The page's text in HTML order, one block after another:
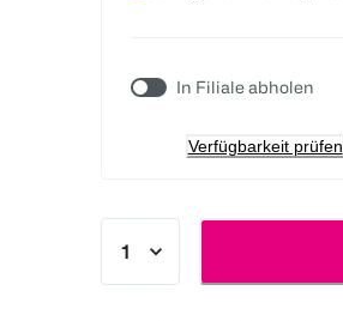
In Filiale abholen
Verfügbarkeit prüfen